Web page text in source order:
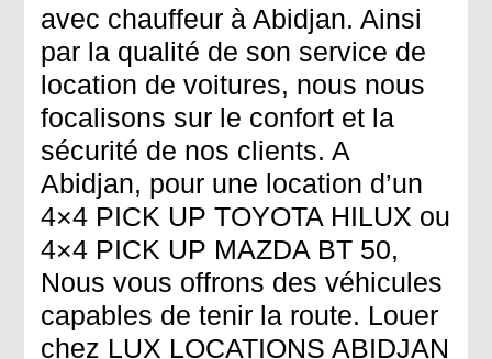
avec chauffeur à Abidjan. Ainsi
par la qualité de son service de
location de voitures, nous nous
focalisons sur le confort et la
sécurité de nos clients. A
Abidjan, pour une location d’un
4×4 PICK UP TOYOTA HILUX ou
4×4 PICK UP MAZDA BT 50,
Nous vous offrons des véhicules
capables de tenir la route. Louer
chez LUX LOCATIONS ABIDJAN